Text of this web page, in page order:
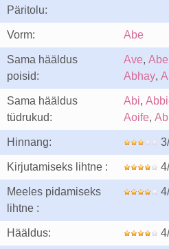
Päritolu:
Vorm: Abe
Sama hääldus
poisid:
Ave, Abe
Abhay,
Sama hääldus
tüdrukud:
Abi,
Aoife,
Hinnang:
Kirjutamiseks lihtne :
Meeles pidamiseks
lihtne :
Hääldus: